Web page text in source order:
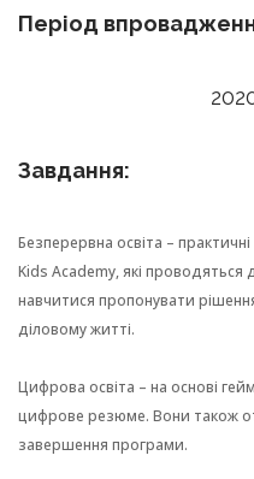
Період
Завдання:
Безперервна освіта –
Kids Academy, які
навчитися пропонувати
діловому житті.
Цифрова освіта – на основі
цифрове резюме. Вони також
завершення програми.